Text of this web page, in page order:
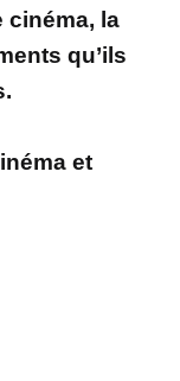
cinéma, la
qu’ils
et